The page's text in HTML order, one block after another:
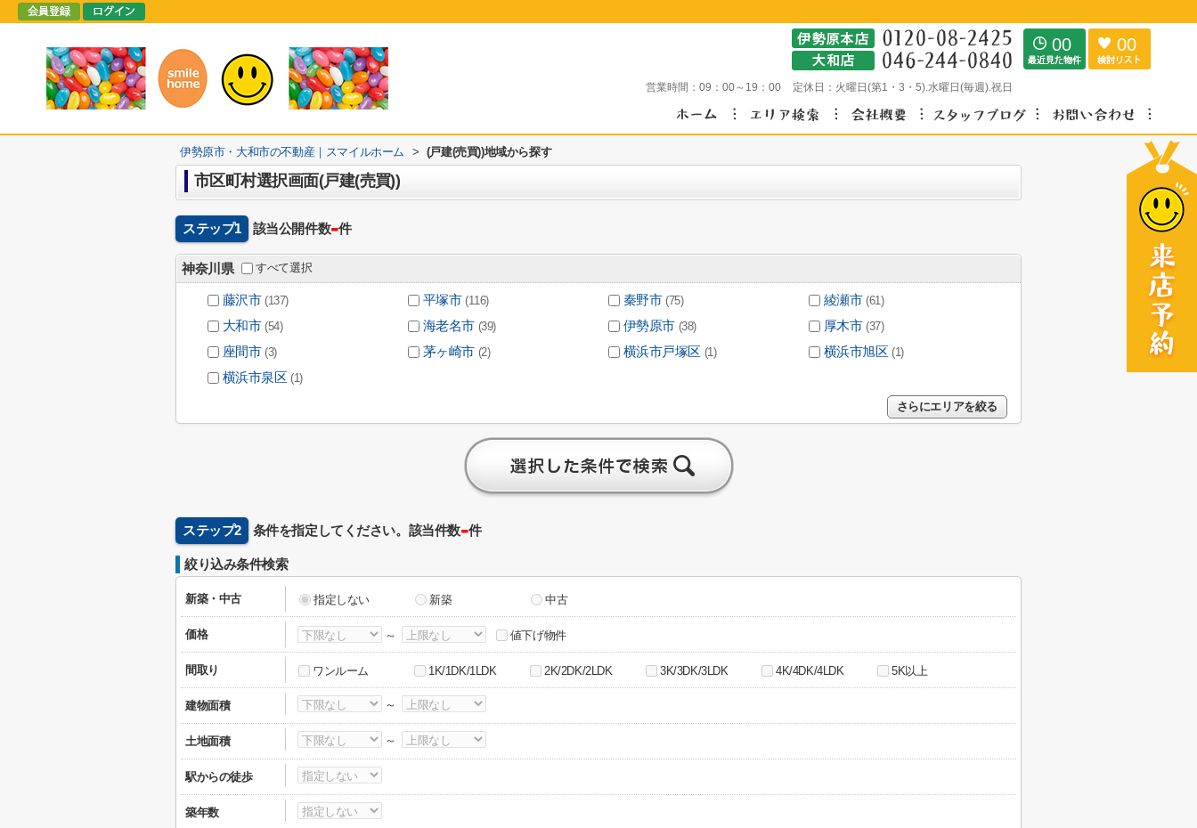
営業時間： 09：00～19：00 定休日： 火曜日(第1・3・5).水曜日(毎週).祝日
00 00
伊勢原市・大和市の不動産｜スマイルホーム > (戸建(売買))地域から探す
市区町村選択画面(戸建(売買))
ステップ1 該当公開件数-件
神奈川県 すべて選択
藤沢市 (137) 平塚市 (116) 秦野市 (75) 綾瀬市 (61)
大和市 (54) 海老名市 (39) 伊勢原市 (38) 厚木市 (37)
座間市 (3) 茅ヶ崎市 (2) 横浜市戸塚区 (1) 横浜市旭区 (1)
横浜市泉区 (1)
さらにエリアを絞る
ステップ2 条件を指定してください。該当件数-件
絞り込み条件検索
新築・中古 指定しない 新築 中古
価格 ～ 値下げ物件
間取り ワンルーム 1K/1DK/1LDK 2K/2DK/2LDK 3K/3DK/3LDK 4K/4DK/4LDK 5K以上
建物面積 ～
土地面積 ～
駅からの徒歩
築年数